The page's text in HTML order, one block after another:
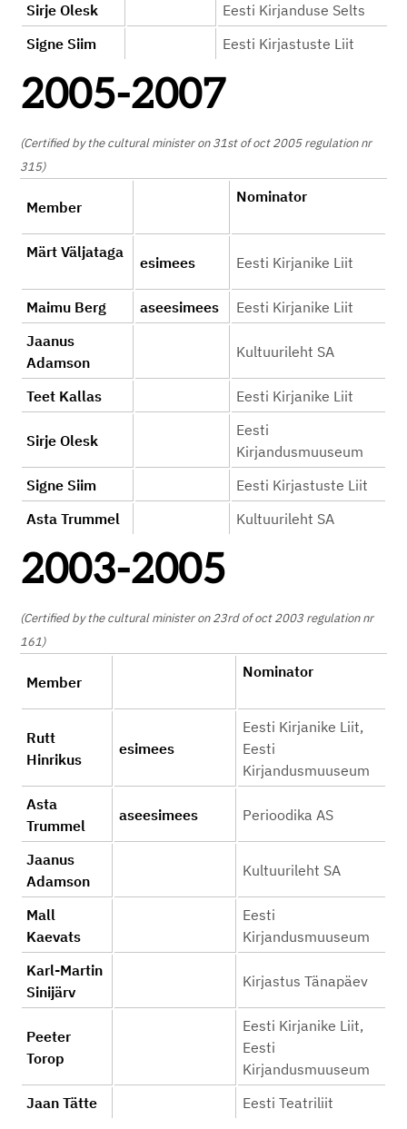
Sirje Olesk
Eesti Kirjanduse Selts
Signe Siim
Eesti Kirjastuste Liit
2005-2007
(Certified by the cultural minister on 31st of oct 2005 regulation nr
315)
Member
Nominator
Märt Väljataga
esimees Eesti Kirjanike Liit
Maimu Berg aseesimees
Eesti Kirjanike Liit
Jaanus
Adamson
Kultuurileht SA
Teet Kallas Eesti Kirjanike Liit
Sirje Olesk
Eesti
Kirjandusmuuseum
Signe Siim
Eesti Kirjastuste Liit
Asta Trummel
Kultuurileht SA
2003-2005
(Certified by the cultural minister on 23rd of oct 2003 regulation nr
161)
Member
Nominator
Rutt
Hinrikus
esimees
Eesti Kirjanike Liit,
Eesti
Kirjandusmuuseum
Asta
Trummel
aseesimees Perioodika AS
Jaanus
Adamson
Kultuurileht SA
Mall
Kaevats
Eesti
Kirjandusmuuseum
Karl-Martin
Sinijärv
Kirjastus Tänapäev
Peeter
Torop
Eesti Kirjanike Liit,
Eesti
Kirjandusmuuseum
Jaan Tätte
Eesti Teatriliit